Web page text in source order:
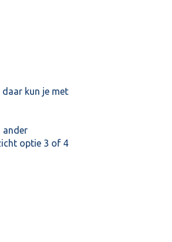
kun je met
ander
optie 3 of 4